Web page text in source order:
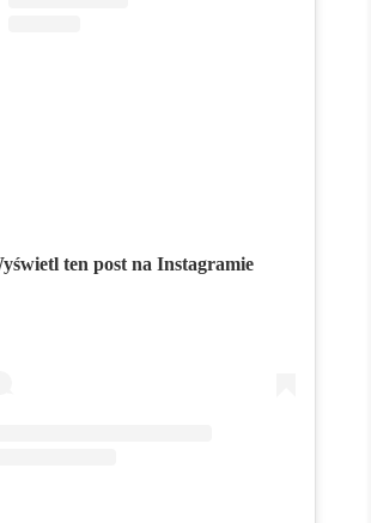
ten post na Instagramie